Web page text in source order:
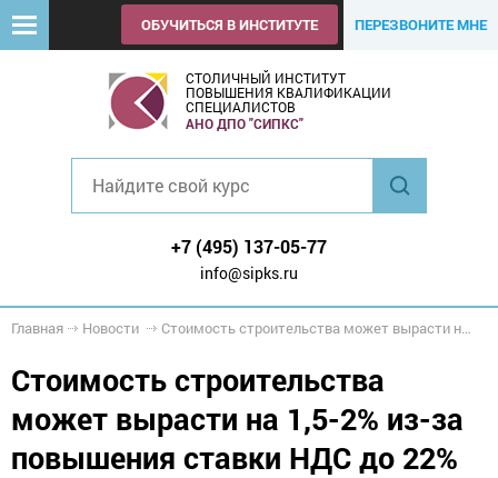
ОБУЧИТЬСЯ В ИНСТИТУТЕ ПЕРЕЗВОНИТЕ МНЕ
СТОЛИЧНЫЙ ИНСТИТУТ
ПОВЫШЕНИЯ КВАЛИФИКАЦИИ
СПЕЦИАЛИСТОВ
АНО ДПО "СИПКС"
+7 (495) 137-05-77
info@sipks.ru
Главная Новости Стоимость строительства может вырасти на 1,5-2% из-за повышения ставки НДС до 22%
Стоимость строительства
может вырасти на 1,5-2% из-за
повышения ставки НДС до 22%